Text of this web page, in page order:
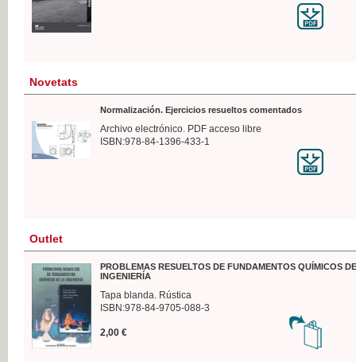
Novetats
Normalización. Ejercicios resueltos comentados
Archivo electrónico. PDF acceso libre
ISBN:978-84-1396-433-1
Outlet
PROBLEMAS RESUELTOS DE FUNDAMENTOS QUÍMICOS
INGENIERÍA
Tapa blanda. Rústica
ISBN:978-84-9705-088-3
2,00 €